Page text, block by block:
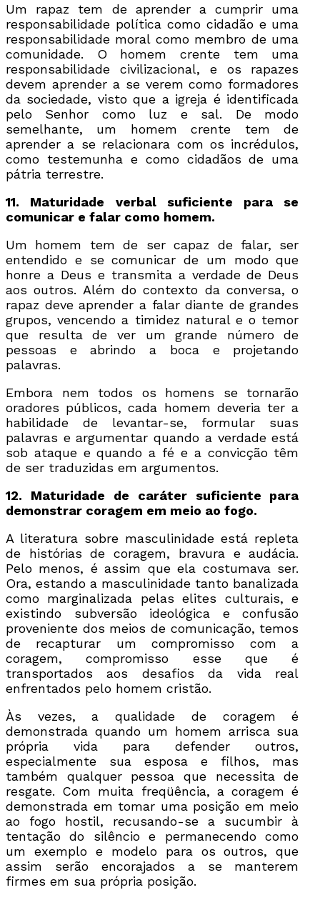
Um rapaz tem de aprender a cumprir uma
responsabilidade política como cidadão e uma
responsabilidade moral como membro de uma
comunidade. O homem crente tem uma
responsabilidade civilizacional, e os rapazes
devem aprender a se verem como formadores
da sociedade, visto que a igreja é identificada
pelo Senhor como luz e sal. De modo
semelhante, um homem crente tem de
aprender a se relacionara com os incrédulos,
como testemunha e como cidadãos de uma
pátria terrestre.
11. Maturidade verbal suficiente para se
comunicar e falar como homem.
Um homem tem de ser capaz de falar, ser
entendido e se comunicar de um modo que
honre a Deus e transmita a verdade de Deus
aos outros. Além do contexto da conversa, o
rapaz deve aprender a falar diante de grandes
grupos, vencendo a timidez natural e o temor
que resulta de ver um grande número de
pessoas e abrindo a boca e projetando
palavras.
Embora nem todos os homens se tornarão
oradores públicos, cada homem deveria ter a
habilidade de levantar-se, formular suas
palavras e argumentar quando a verdade está
sob ataque e quando a fé e a convicção têm
de ser traduzidas em argumentos.
12. Maturidade de caráter suficiente para
demonstrar coragem em meio ao fogo.
A literatura sobre masculinidade está repleta
de histórias de coragem, bravura e audácia.
Pelo menos, é assim que ela costumava ser.
Ora, estando a masculinidade tanto banalizada
como marginalizada pelas elites culturais, e
existindo subversão ideológica e confusão
proveniente dos meios de comunicação, temos
de recapturar um compromisso com a
coragem, compromisso esse que é
transportados aos desafios da vida real
enfrentados pelo homem cristão.
Às vezes, a qualidade de coragem é
demonstrada quando um homem arrisca sua
própria vida para defender outros,
especialmente sua esposa e filhos, mas
também qualquer pessoa que necessita de
resgate. Com muita freqüência, a coragem é
demonstrada em tomar uma posição em meio
ao fogo hostil, recusando-se a sucumbir à
tentação do silêncio e permanecendo como
um exemplo e modelo para os outros, que
assim serão encorajados a se manterem
firmes em sua própria posição.